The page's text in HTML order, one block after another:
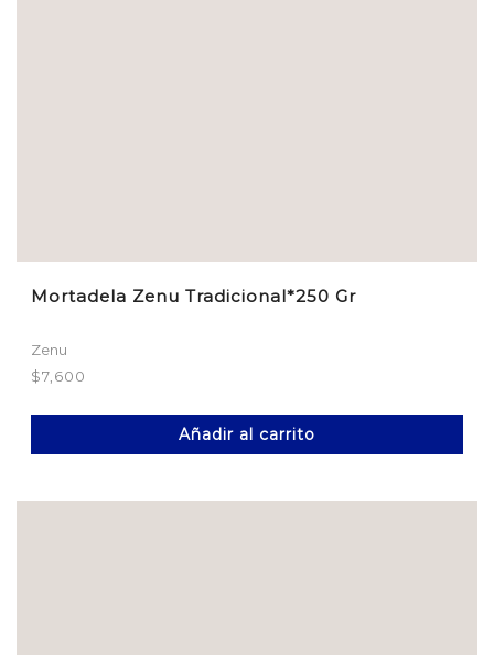
Mortadela Zenu Tradicional*250 Gr
Zenu
$7,600
Añadir al carrito